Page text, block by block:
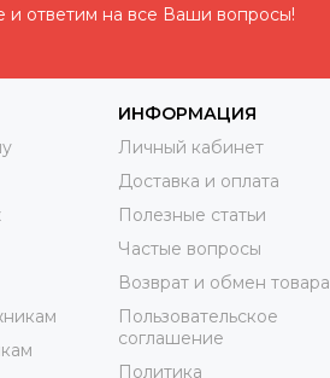
и ответим на все Ваши вопросы!
ИНФОРМАЦИЯ
Личный кабинет
Доставка и оплата
Полезные статьи
Частые вопросы
Возврат и обмен товара
Пользовательское
соглашение
Политика